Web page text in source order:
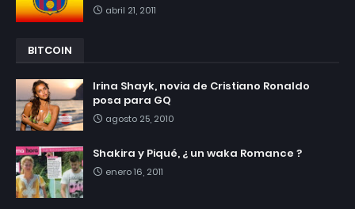
abril 21, 2011
BITCOIN
Irina Shayk, novia de Cristiano Ronaldo
posa para GQ
agosto 25, 2010
Shakira y Piqué, ¿ un waka Romance ?
enero 16, 2011